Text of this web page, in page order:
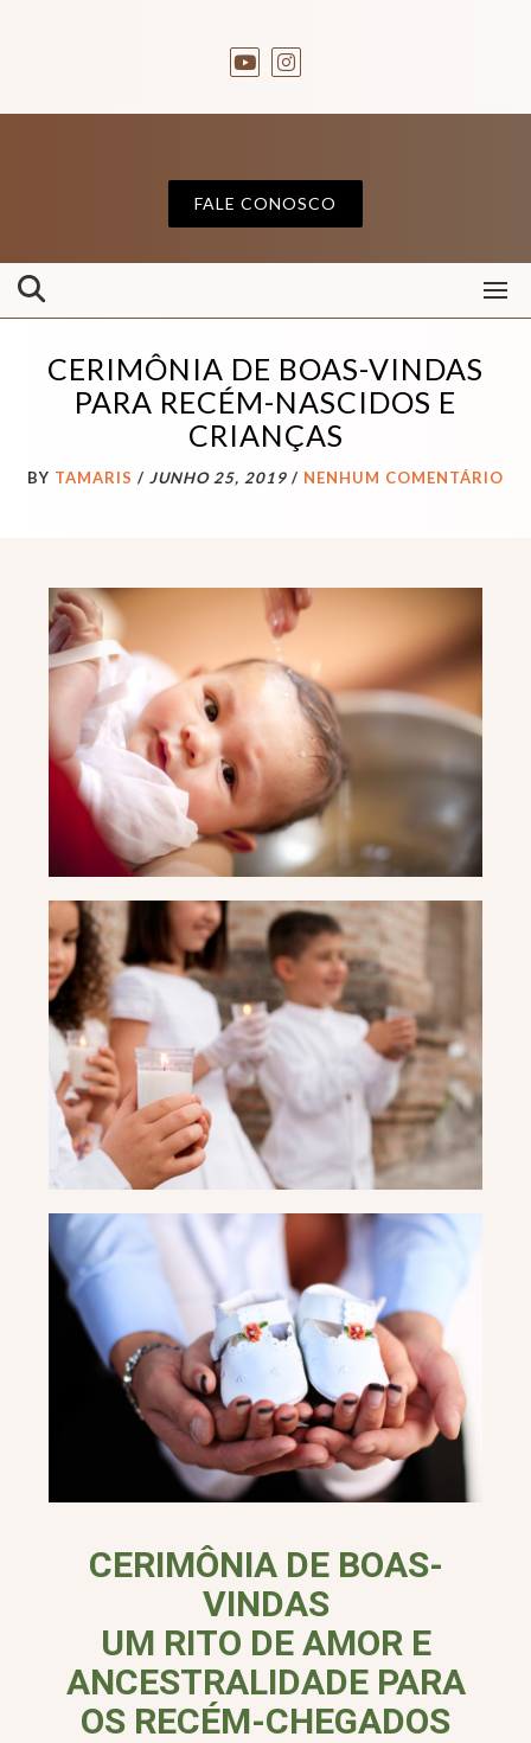
FALE CONOSCO
CERIMÔNIA DE BOAS-VINDAS
PARA RECÉM-NASCIDOS E
CRIANÇAS
BY TAMARIS / JUNHO 25, 2019 / NENHUM COMENTÁRIO
CERIMÔNIA DE BOAS-
VINDAS
UM RITO DE AMOR E
ANCESTRALIDADE PARA
OS RECÉM-CHEGADOS